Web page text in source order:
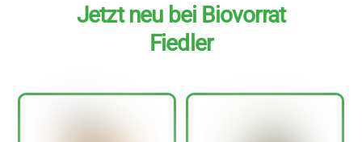
Jetzt neu bei Biovorrat
Fiedler